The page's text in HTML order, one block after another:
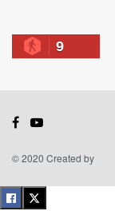
9
© 2020 Created by